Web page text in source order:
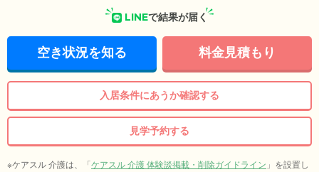
LINEで結果が届く
空き状況を知る 料金見積もり
入居条件にあうか確認する
見学予約する
※ケアスル 介護は、「ケアスル 介護 体験談掲載・削除ガイドライン 」を設置し